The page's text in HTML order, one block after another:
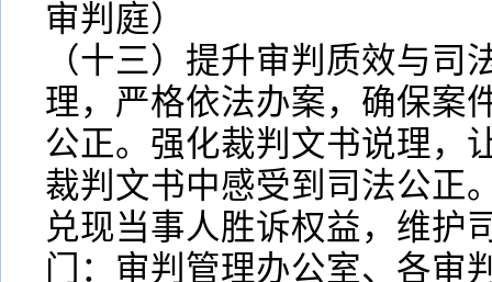
审判庭）
（十三）提升审判质效与司
理，严格依法办案，确保案
公正。强化裁判文书说理，
裁判文书中感受到司法公正
兑现当事人胜诉权益，维护
门：审判管理办公室、各审